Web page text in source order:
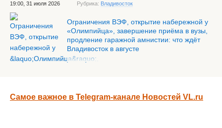
19:00, 31 июля 2026 Рубрика: Владивосток
Ограничения ВЭФ, открытие набережной у
«Олимпийца», завершение приёма в вузы,
продление гаражной амнистии: что ждёт
Владивосток в августе
Самое важное в Telegram-канале Новостей VL.ru